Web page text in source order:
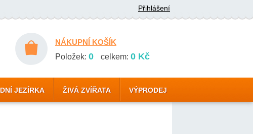
Přihlášení
NÁKUPNÍ KOŠÍK
Položek: 0 celkem: 0 Kč
JEZÍRKA ŽIVÁ ZVÍŘATA VÝPRODEJ